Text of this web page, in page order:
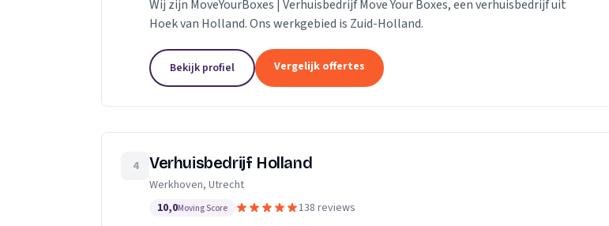
Wij zijn MoveYourBoxes | Verhuisbedrijf Move Your Boxes, een verhuisbedrijf uit
Hoek van Holland. Ons werkgebied is Zuid-Holland.
Bekijk profiel Vergelijk offertes
4 Verhuisbedrijf Holland
Werkhoven, Utrecht
10,0Moving Score 138 reviews